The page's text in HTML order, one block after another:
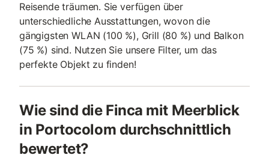
Reisende träumen. Sie verfügen über
unterschiedliche Ausstattungen, wovon die
gängigsten WLAN (100 %), Grill (80 %) und Balkon
(75 %) sind. Nutzen Sie unsere Filter, um das
perfekte Objekt zu finden!
Wie sind die Finca mit Meerblick
in Portocolom durchschnittlich
bewertet?